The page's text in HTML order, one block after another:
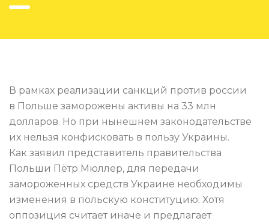
В рамках реализации санкций против россии
в Польше заморожены активы на 33 млн
долларов. Но при нынешнем законодательстве
их нельзя конфисковать в пользу Украины.
Как заявил представитель правительства
Польши Пётр Мюллер, для передачи
замороженных средств Украине необходимы
изменения в польскую конституцию. Хотя
оппозиция считает иначе и предлагает